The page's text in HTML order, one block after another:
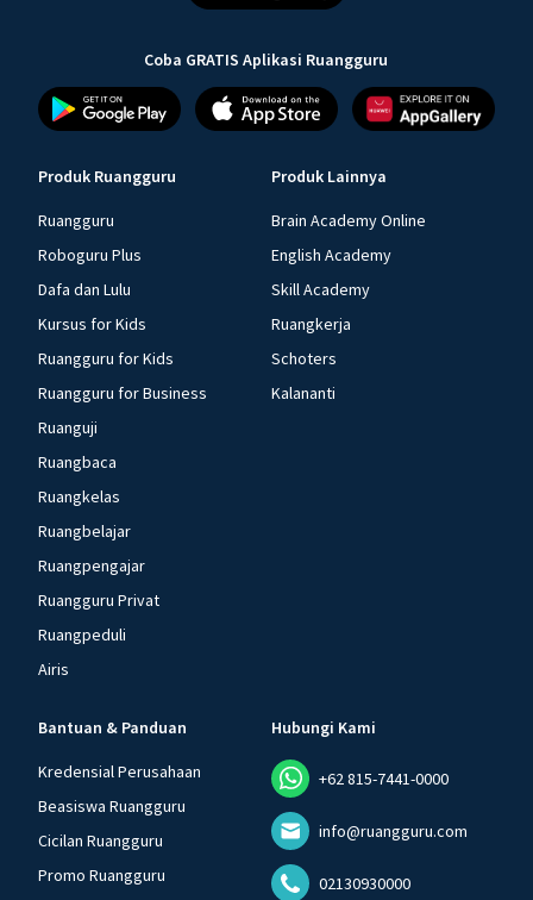
Coba GRATIS Aplikasi Ruangguru
Produk Ruangguru
Ruangguru
Roboguru Plus
Dafa dan Lulu
Kursus for Kids
Ruangguru for Kids
Ruangguru for Business
Ruanguji
Ruangbaca
Ruangkelas
Ruangbelajar
Ruangpengajar
Ruangguru Privat
Ruangpeduli
Airis
Produk Lainnya
Brain Academy Online
English Academy
Skill Academy
Ruangkerja
Schoters
Kalananti
Bantuan & Panduan
Kredensial Perusahaan
Beasiswa Ruangguru
Cicilan Ruangguru
Promo Ruangguru
Hubungi Kami
+62 815-7441-0000
info@ruangguru.com
02130930000